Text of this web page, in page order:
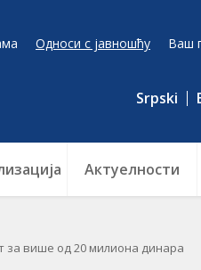
Односи с јавношћу Ваш
Srpski
Актуелности
за више од 20 милиона динара